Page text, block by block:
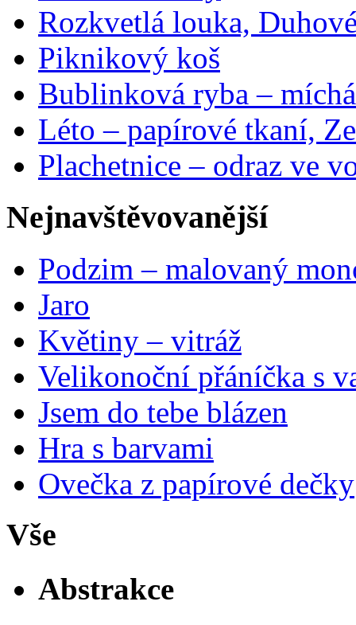
Rozkvetlá louka,
Piknikový koš
Bublinková ryba –
Léto – papírové tkaní,
Plachetnice – odraz ve
Nejnavštěvovanější
Podzim – malovaný
Jaro
Květiny – vitráž
Velikonoční přáníčka s
Jsem do tebe blázen
Hra s barvami
Ovečka z papírové dečky
Vše
Abstrakce